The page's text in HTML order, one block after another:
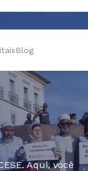
Blog
Aqui, você